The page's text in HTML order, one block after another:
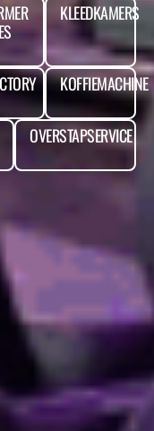
KLEEDKAMERS
KOFFIEMACHINE
OVERSTAPSERVICE